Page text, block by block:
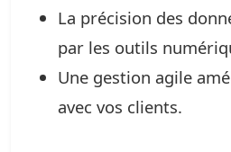
La précision des
par les outils
Une gestion agile
avec vos clients.